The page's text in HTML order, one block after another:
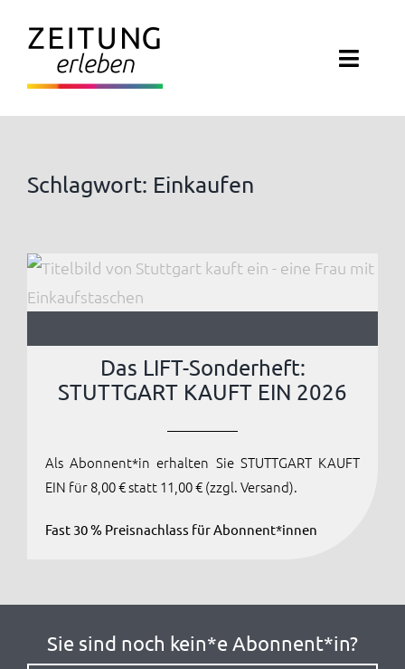
Inhalt
springen
VERANSTALTUNGEN
ZEITUNGSWELT
KONTAKT
Anmelden / Registrieren
Schlagwort: Einkaufen
Das LIFT-Sonderheft:
STUTTGART KAUFT EIN 2026
Als Abonnent*in erhalten Sie STUTTGART KAUFT
EIN für 8,00 € statt 11,00 € (zzgl. Versand).
Fast 30 % Preisnachlass für Abonnent*innen
Sie sind noch kein*e Abonnent*in?